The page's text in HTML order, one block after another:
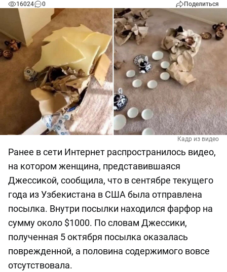
16024 0 Поделиться
Кадр из видео
Ранее в сети Интернет распространилось видео,
на котором женщина, представившаяся
Джессикой, сообщила, что в сентябре текущего
года из Узбекистана в США была отправлена
посылка. Внутри посылки находился фарфор на
сумму около $1000. По словам Джессики,
полученная 5 октября посылка оказалась
поврежденной, а половина содержимого вовсе
отсутствовала.